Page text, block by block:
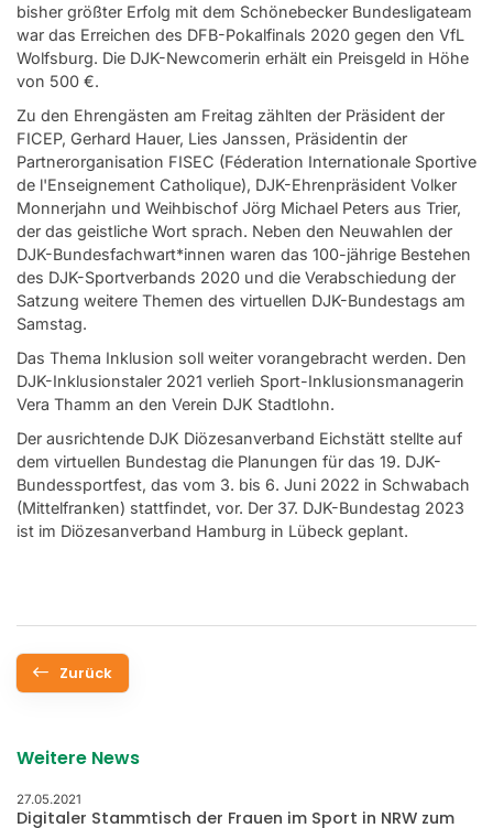
bisher größter Erfolg mit dem Schönebecker Bundesligateam
war das Erreichen des DFB-Pokalfinals 2020 gegen den VfL
Wolfsburg. Die DJK-Newcomerin erhält ein Preisgeld in Höhe
von 500 €.
Zu den Ehrengästen am Freitag zählten der Präsident der
FICEP, Gerhard Hauer, Lies Janssen, Präsidentin der
Partnerorganisation FISEC (Féderation Internationale Sportive
de l'Enseignement Catholique), DJK-Ehrenpräsident Volker
Monnerjahn und Weihbischof Jörg Michael Peters aus Trier,
der das geistliche Wort sprach. Neben den Neuwahlen der
DJK-Bundesfachwart*innen waren das 100-jährige Bestehen
des DJK-Sportverbands 2020 und die Verabschiedung der
Satzung weitere Themen des virtuellen DJK-Bundestags am
Samstag.
Das Thema Inklusion soll weiter vorangebracht werden. Den
DJK-Inklusionstaler 2021 verlieh Sport-Inklusionsmanagerin
Vera Thamm an den Verein DJK Stadtlohn.
Der ausrichtende DJK Diözesanverband Eichstätt stellte auf
dem virtuellen Bundestag die Planungen für das 19. DJK-
Bundessportfest, das vom 3. bis 6. Juni 2022 in Schwabach
(Mittelfranken) stattfindet, vor. Der 37. DJK-Bundestag 2023
ist im Diözesanverband Hamburg in Lübeck geplant.
Zurück
Weitere News
27.05.2021
Digitaler Stammtisch der Frauen im Sport in NRW zum